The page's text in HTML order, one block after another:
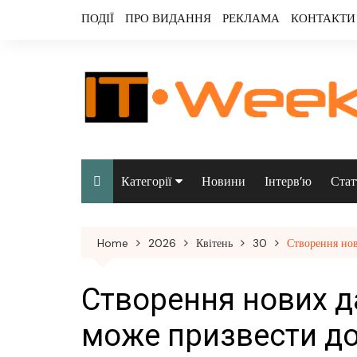
ПОДІЇ ПРО ВИДАННЯ РЕКЛАМА КОНТАКТИ
Категорії
Аудіо & відео
Інфраструктура/
датацентри
Новини Інтерв’ю
Home 2026 Квітень 30 Створення
Створення нових
може призвести